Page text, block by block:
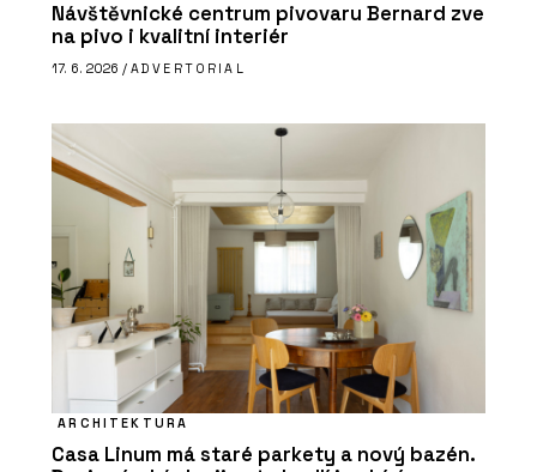
Návštěvnické centrum pivovaru Bernard zve
na pivo i kvalitní interiér
17. 6. 2026 / ADVERTORIAL
ARCHITEKTURA
Casa Linum má staré parkety a nový bazén.